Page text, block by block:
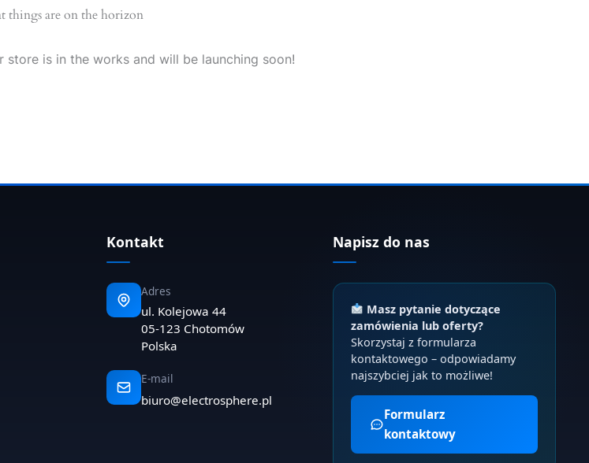
things are on the horizon
store is in the works and will be launching soon!
Kontakt
Adres
ul. Kolejowa 44
05-123 Chotomów
Polska
E-mail
biuro@electrosphere.pl
Napisz do nas
Masz pytanie dotyczące
zamówienia lub oferty?
Skorzystaj z formularza
kontaktowego – odpowiadamy
najszybciej jak to możliwe!
Formularz
kontaktowy